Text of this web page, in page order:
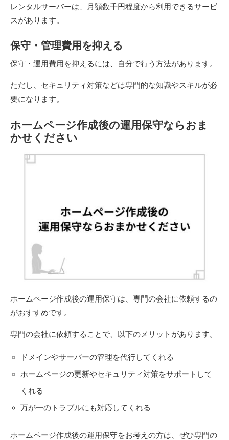
レンタルサーバーは、月額数千円程度から利用できるサービ
スがあります。
保守・管理費用を抑える
保守・運用費用を抑えるには、自分で行う方法があります。
ただし、セキュリティ対策などは専門的な知識やスキルが必
要になります。
ホームページ作成後の運用保守ならおま
かせください
ホームページ作成後の運用保守は、専門の会社に依頼するの
がおすすめです。
専門の会社に依頼することで、以下のメリットがあります。
ドメインやサーバーの管理を代行してくれる
ホームページの更新やセキュリティ対策をサポートして
くれる
万が一のトラブルにも対応してくれる
ホームページ作成後の運用保守をお考えの方は、ぜひ専門の